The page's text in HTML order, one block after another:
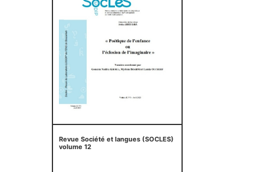
Revue Société et langues (SOCLES)
volume 12